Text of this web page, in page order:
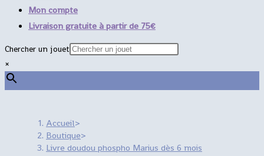
Mon compte
Livraison gratuite à partir de 75€
Chercher un jouet
×
Accueil>
Boutique>
Livre doudou phospho Marius dès 6 mois